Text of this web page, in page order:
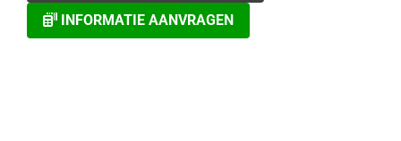
INFORMATIE AANVRAGEN